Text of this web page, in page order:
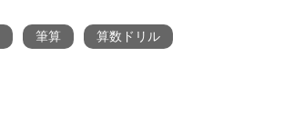
筆算 算数ドリル